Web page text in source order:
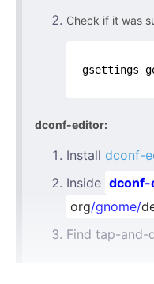
Check if it was
gsettings
dconf-editor:
Install dconf-
Inside dconf-
org/gnome/
Find tap-and-